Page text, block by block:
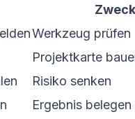
Zweck
Werkzeug prüfen
Projektkarte
Risiko senken
Ergebnis belegen